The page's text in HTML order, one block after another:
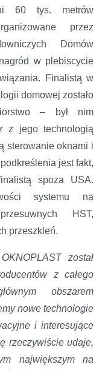
60 tys. metrów
przez
Domów
w plebiscycie
Finalistą w
domowej zostało
– był nim
z jego technologią
sterowanie oknami i
jest fakt,
spoza USA.
systemu na
HST,
przeszkleń.
został
z całego
obszarem
nowe technologie
i interesujące
rzeczywiście udaje,
największym na